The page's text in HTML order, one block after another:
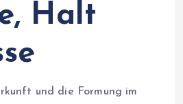
Halt
und die Formung im